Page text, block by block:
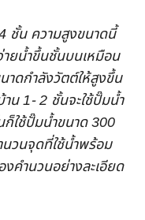
ชั้น ความสูงขนาดนี้
ยน้ำขึ้นชั้นบนเหมือน
าดกำลังวัตต์ให้สูงขึ้น
น 1- 2 ชั้นจะใช้ปั๊มน้ำ
ใช้ปั๊มน้ำขนาด 300
วนจุดที่ใช้น้ำพร้อม
คำนวนอย่างละเอียด